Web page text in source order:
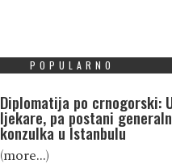
POPULARNO
Diplomatija po crnogorski:
ljekare, pa postani
konzulka u Istanbulu
(more…)